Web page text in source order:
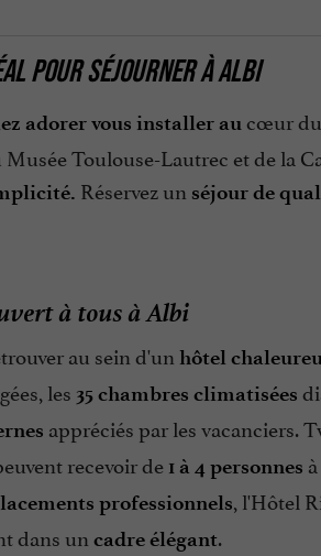
POUR SÉJOURNER À ALBI
adorer vous installer au cœur
Toulouse-Lautrec et de la
Réservez un séjour de
à tous à Albi
au sein d'un hôtel
les 35 chambres climatisées
appréciés par les vacanciers.
recevoir de 1 à 4 personnes
professionnels , l'Hôtel
dans un cadre élégant.